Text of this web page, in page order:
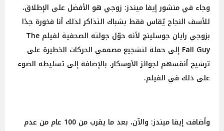
وجاء في منشور إيفا ميندز: زوجي هو الأفضل على الإطلاق،
للأسف النجاح يُقاس فقط بشباك التذاكر لذلك أنا فخورة جدًا
بزوجي رايان جوسلينج لأنه حوّل جولته الصحفية لفيلم The
Fall Guy إلى حملة لتشجيع مصممي الحركات الخطيرة على
ترشيح أنفسهم لجوائز الأوسكار، بالإضافة إلى تسليطه الضوء
على ذلك في الفيلم.
وأضافت إيفا ميندز: والآن، بعد ما يقرب من 100 عام من عدم